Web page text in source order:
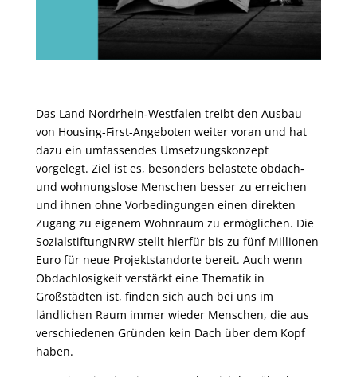
Das Land Nordrhein‑Westfalen treibt den Ausbau
von Housing‑First‑Angeboten weiter voran und hat
dazu ein umfassendes Umsetzungskonzept
vorgelegt. Ziel ist es, besonders belastete obdach‑
und wohnungslose Menschen besser zu erreichen
und ihnen ohne Vorbedingungen einen direkten
Zugang zu eigenem Wohnraum zu ermöglichen. Die
SozialstiftungNRW stellt hierfür bis zu fünf Millionen
Euro für neue Projektstandorte bereit. Auch wenn
Obdachlosigkeit verstärkt eine Thematik in
Großstädten ist, finden sich auch bei uns im
ländlichen Raum immer wieder Menschen, die aus
verschiedenen Gründen kein Dach über dem Kopf
haben.